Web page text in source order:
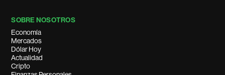
SOBRE NOSOTROS
Economía
Mercados
Dólar Hoy
Actualidad
Cripto